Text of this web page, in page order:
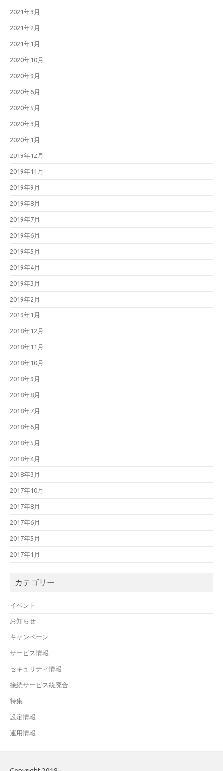
2021年3月
2021年2月
2021年1月
2020年10月
2020年9月
2020年6月
2020年5月
2020年3月
2020年1月
2019年12月
2019年11月
2019年9月
2019年8月
2019年7月
2019年6月
2019年5月
2019年4月
2019年3月
2019年2月
2019年1月
2018年12月
2018年11月
2018年10月
2018年9月
2018年8月
2018年7月
2018年6月
2018年5月
2018年4月
2018年3月
2017年10月
2017年8月
2017年6月
2017年5月
2017年1月
カテゴリー
イベント
お知らせ
キャンペーン
サービス情報
セキュリティ情報
接続サービス統廃合
特集
設定情報
運用情報